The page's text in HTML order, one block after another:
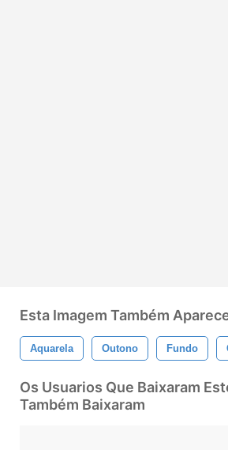
Esta Imagem Também
Aquarela Outono Fundo
Os Usuarios Que Baixaram
Também Baixaram